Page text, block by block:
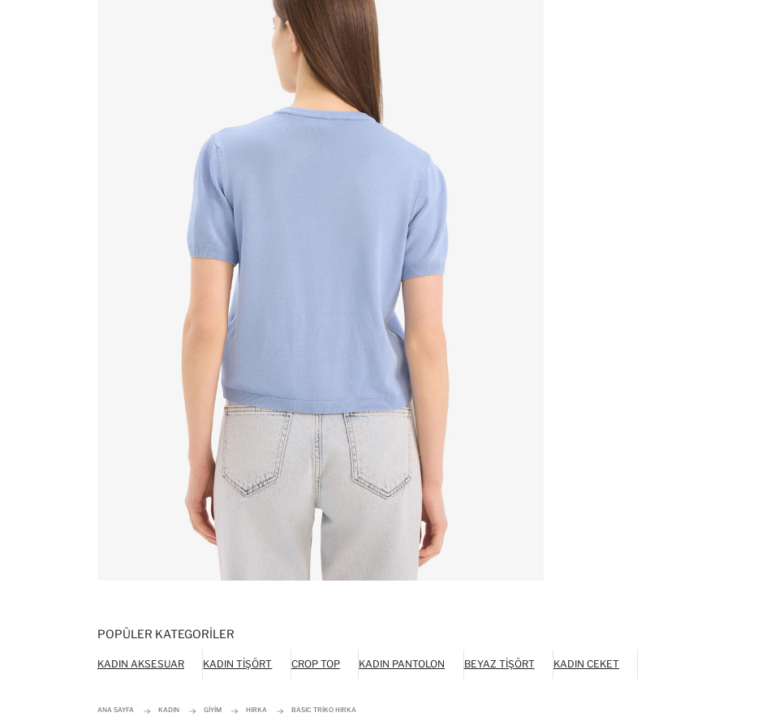
POPÜLER KATEGORILER
KADIN AKSESUAR KADIN TIŞÖRT CROP TOP KADIN PANTOLON BEYAZ TIŞÖRT KADIN CEKET
ANA SAYFA KADIN GIYIM HIRKA BASIC TRIKO HIRKA